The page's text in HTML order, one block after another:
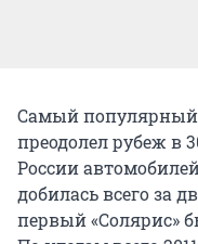
Самый популярный
преодолел рубеж в
России
добилась всего за
первый «Солярис»